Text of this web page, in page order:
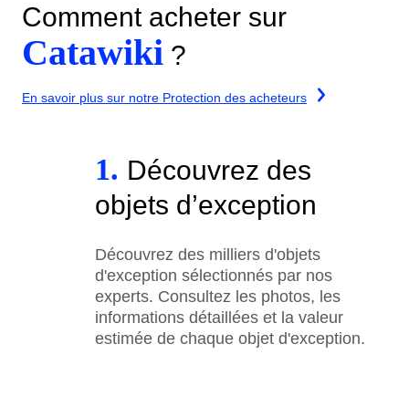
Comment acheter sur
Catawiki ?
En savoir plus sur notre Protection des acheteurs
1. Découvrez des
objets d’exception
Découvrez des milliers d'objets
d'exception sélectionnés par nos
experts. Consultez les photos, les
informations détaillées et la valeur
estimée de chaque objet d'exception.